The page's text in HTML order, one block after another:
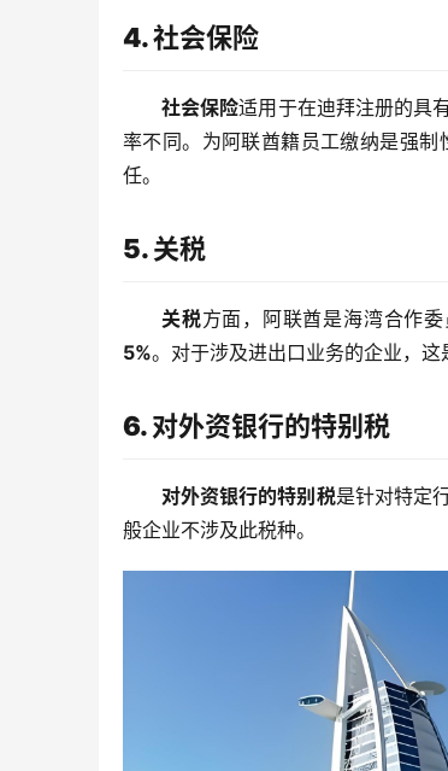
4. 社会保险
社会保险适用于在迪拜注册的具
率不同。为阿联酋籍员工缴纳是强
任。
5. 关税
关税方面，阿联酋是海湾合作
5%。对于涉及进出口业务的企业，这
6. 对外资银行的特别税
对外资银行的特别税是针对特定
般企业不涉及此税种。